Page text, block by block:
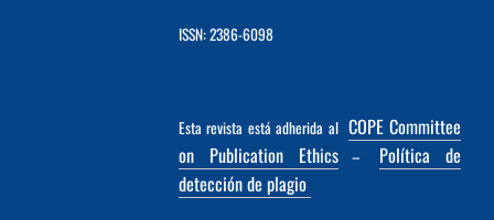
ISSN: 2386-6098
Esta revista está adherida al COPE Committee
on Publication Ethics–
Política de
detección de plagio